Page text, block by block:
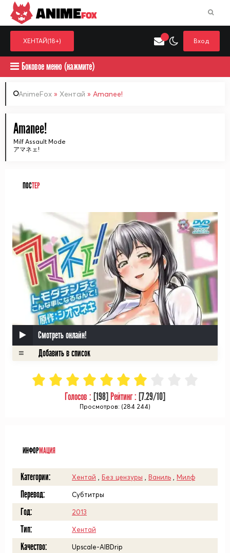
Выберите одну категорию для поиска
ANIMEFOX
ХЕНТАЙ(18+) Вход
Боковое меню (нажмите)
AnimeFox » Хентай » Amanee!
Amanee!
Milf Assault Mode
アマネェ!
ПОСТЕР
Смотреть онлайн!
Голосов : [198] Рейтинг : [7.29/10]
Просмотров: (284 244)
ИНФОРМАЦИЯ
Категории: Хентай Без цензуры Ваниль Милф
Перевод: Субтитры
Год: 2013
Тип: Хентай
Качество: Upscale-AIBDrip